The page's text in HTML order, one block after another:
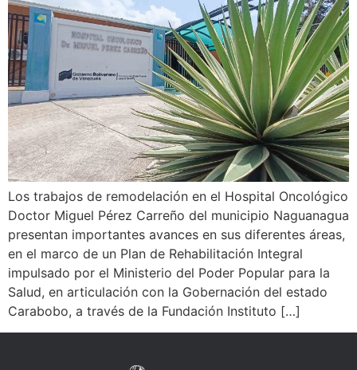
Los trabajos de remodelación en el Hospital Oncológico
Doctor Miguel Pérez Carreño del municipio Naguanagua
presentan importantes avances en sus diferentes áreas,
en el marco de un Plan de Rehabilitación Integral
impulsado por el Ministerio del Poder Popular para la
Salud, en articulación con la Gobernación del estado
Carabobo, a través de la Fundación Instituto […]